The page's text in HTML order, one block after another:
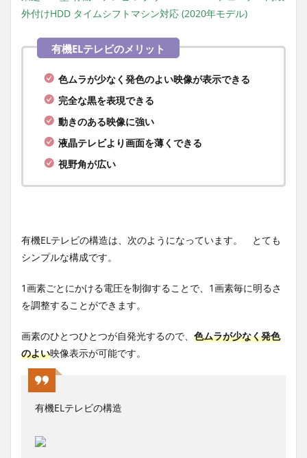
外付けHDD タイムシフトマシン対応 (2020年モデル)
色ムラが少なく発色のよい映像が表示できる
完全な黒を表現できる
動きのある映像に強い
液晶テレビより画面を薄くできる
視野角が広い
有機ELテレビの構造は、次のようになっています。 とても
シンプルな構成です。
1画素ごとにかける電圧を制御することで、1画素毎に明るさ
を調整することができます。
画素のひとつひとつが自発光するので、 色ムラが少なく発色
のよい映像表示が可能です。
有機ELテレビの構造